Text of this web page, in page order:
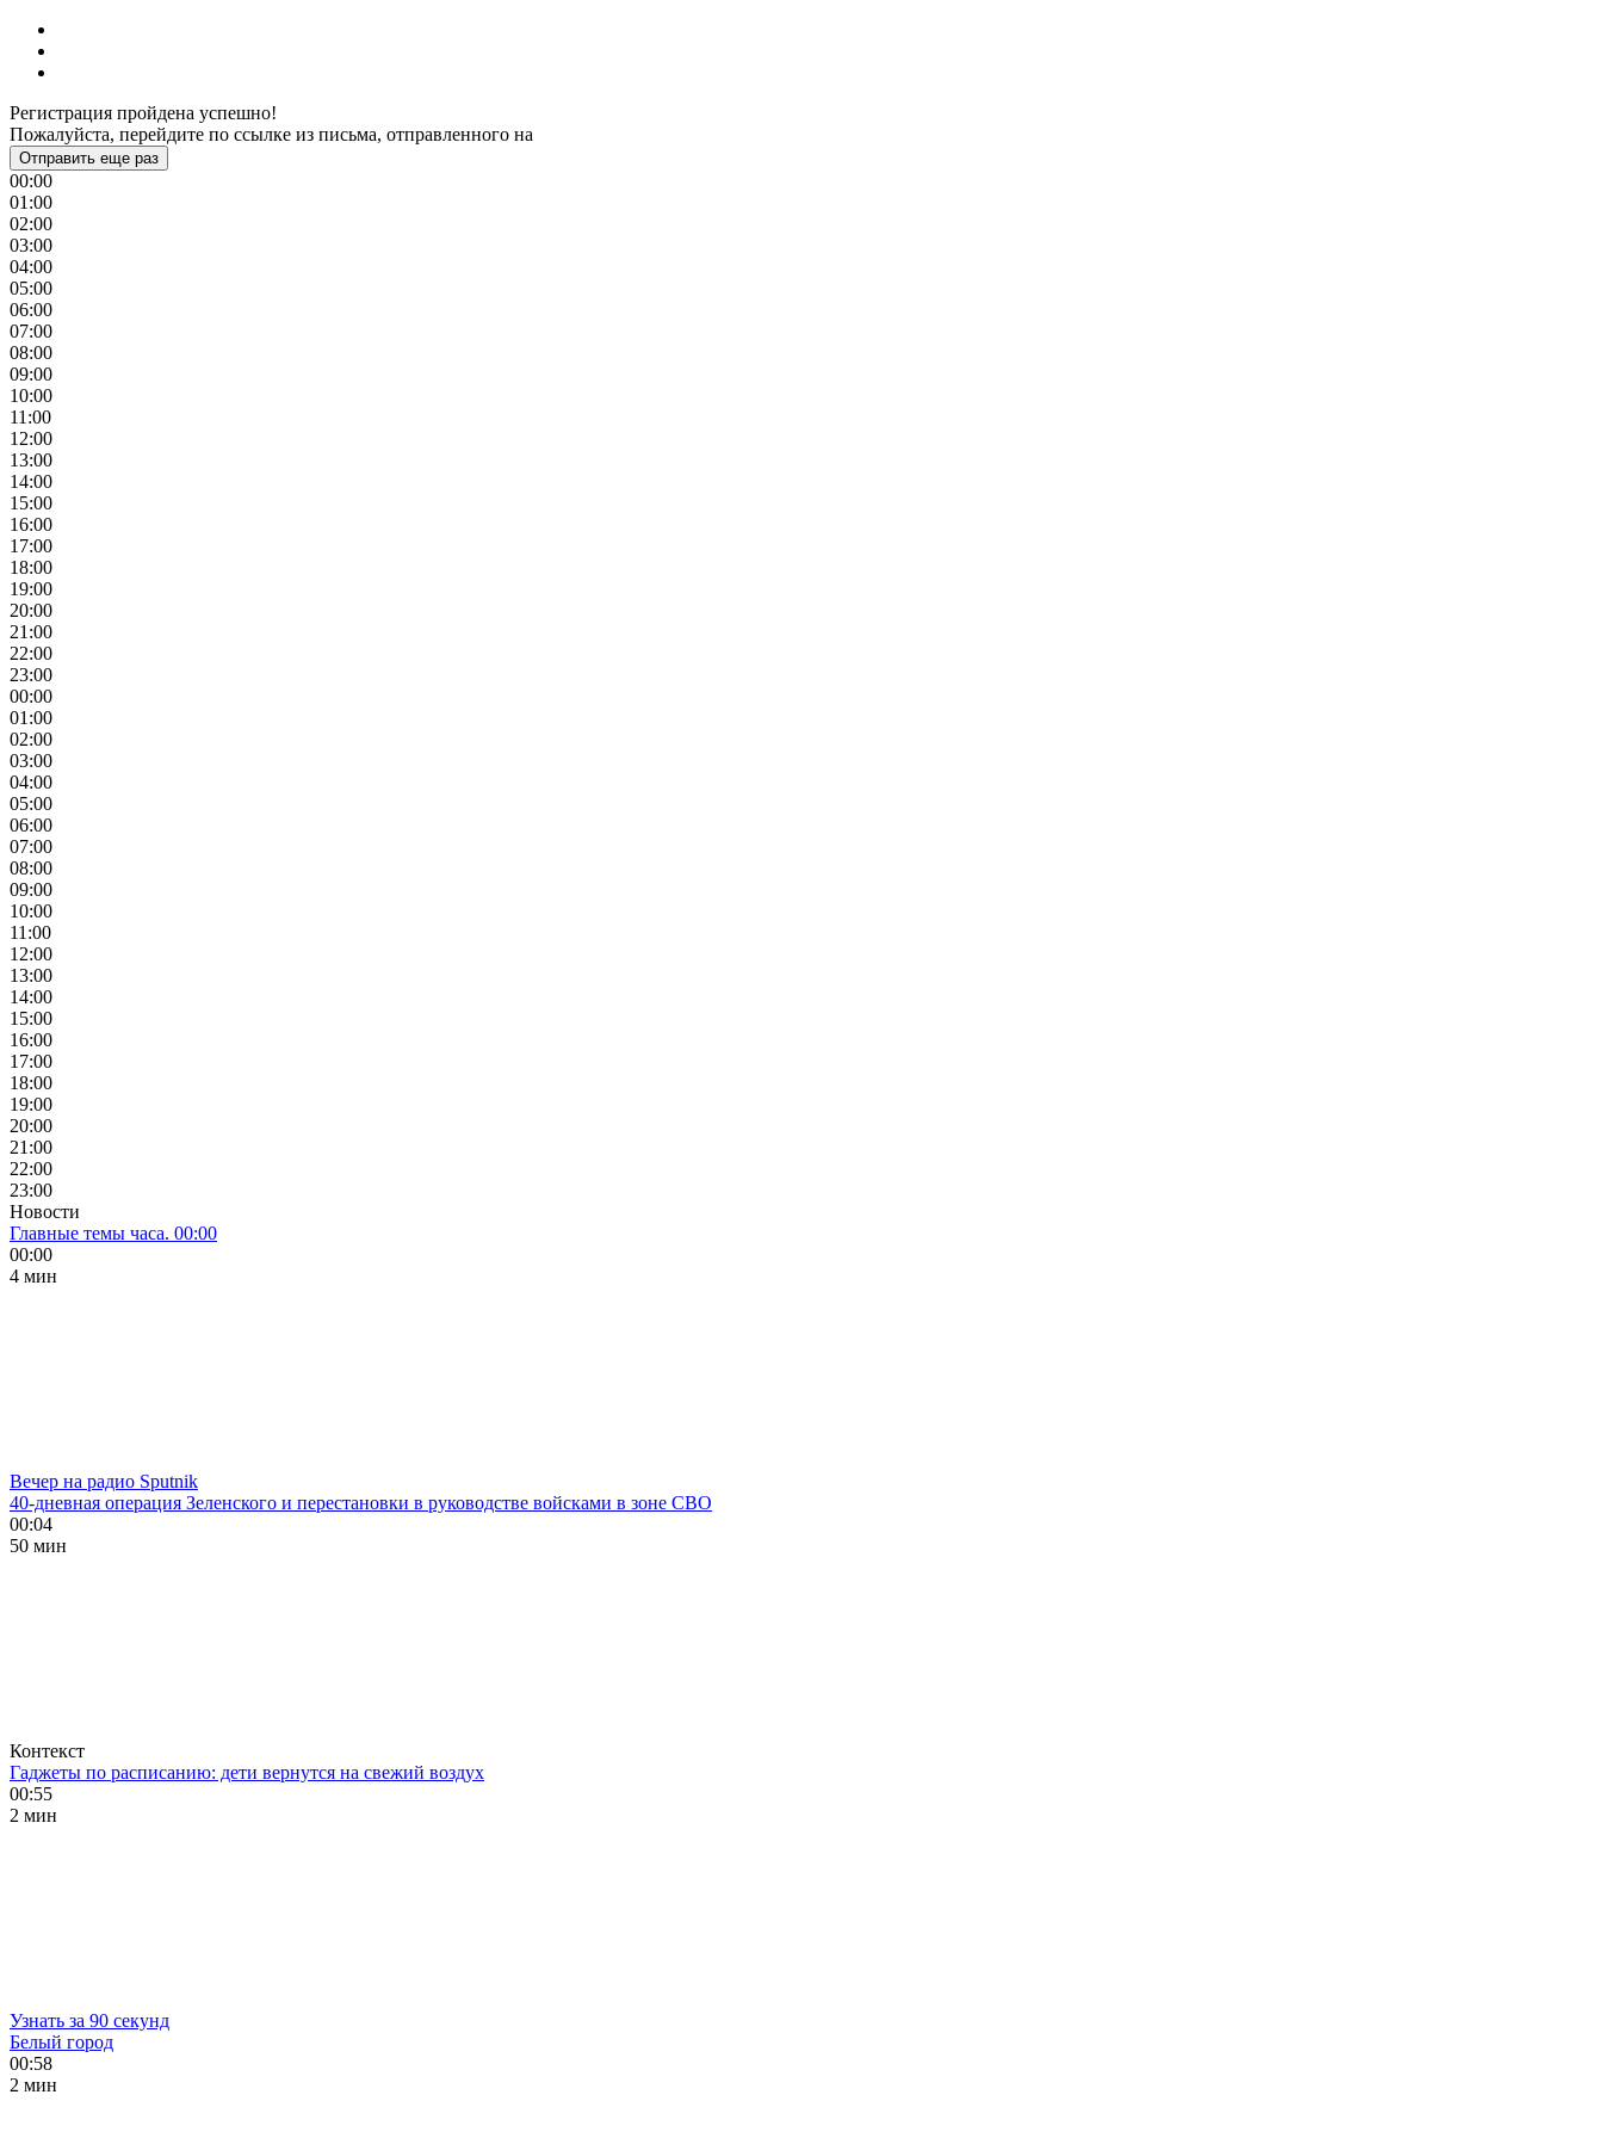
Регистрация пройдена успешно!
Пожалуйста, перейдите по ссылке из письма, отправленного на
Отправить еще раз
00:00
01:00
02:00
03:00
04:00
05:00
06:00
07:00
08:00
09:00
10:00
11:00
12:00
13:00
14:00
15:00
16:00
17:00
18:00
19:00
20:00
21:00
22:00
23:00
00:00
01:00
02:00
03:00
04:00
05:00
06:00
07:00
08:00
09:00
10:00
11:00
12:00
13:00
14:00
15:00
16:00
17:00
18:00
19:00
20:00
21:00
22:00
23:00
Новости
Главные темы часа. 00:00
00:00
4 мин
Вечер на радио Sputnik
40-дневная операция Зеленского и перестановки в руководстве войсками в зоне СВО
00:04
50 мин
Контекст
Гаджеты по расписанию: дети вернутся на свежий воздух
00:55
2 мин
Узнать за 90 секунд
Белый город
00:58
2 мин